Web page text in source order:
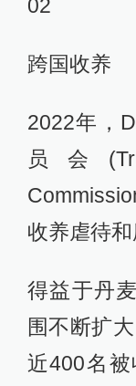
02
跨国收养
2022年，
员会
收养虐待和
得益于丹
围不断扩
近400名